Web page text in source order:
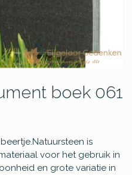
boek 061
is
voor het gebruik in
en grote variatie in